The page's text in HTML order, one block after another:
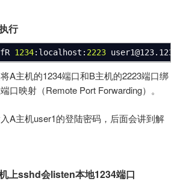
行
1234:localhost: 2223 user1@
A主机的1234端口和B主机的2223端口绑
口映射（Remote Port Forwarding）。
A主机user1的登陆密码，后面会讲到解
上sshd会listen本地1234端口